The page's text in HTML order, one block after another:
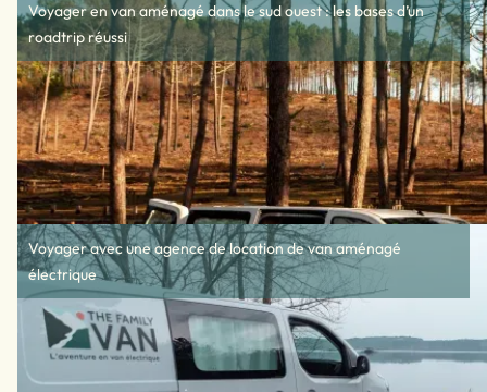
Voyager en van aménagé dans le sud ouest : les bases d’un
roadtrip réussi
Voyager avec une agence de location de van aménagé
électrique